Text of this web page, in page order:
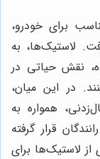
برای خودرو،
لاستیک‌ها، به
نقش حیاتی در
در این میان،
همواره به
قرار گرفته
از لاستیک‌ها برای